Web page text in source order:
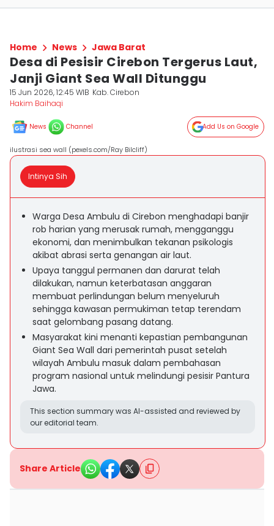
Home News Jawa Barat
Desa di Pesisir Cirebon Tergerus Laut,
Janji Giant Sea Wall Ditunggu
15 Jun 2026, 12:45 WIB Kab. Cirebon
Hakim Baihaqi
News Channel Add Us on Google
ilustrasi sea wall (pexels.com/Ray Bilcliff)
Intinya Sih
Warga Desa Ambulu di Cirebon menghadapi banjir
rob harian yang merusak rumah, mengganggu
ekonomi, dan menimbulkan tekanan psikologis
akibat abrasi serta genangan air laut.
Upaya tanggul permanen dan darurat telah
dilakukan, namun keterbatasan anggaran
membuat perlindungan belum menyeluruh
sehingga kawasan permukiman tetap terendam
saat gelombang pasang datang.
Masyarakat kini menanti kepastian pembangunan
Giant Sea Wall dari pemerintah pusat setelah
wilayah Ambulu masuk dalam pembahasan
program nasional untuk melindungi pesisir Pantura
Jawa.
This section summary was AI-assisted and reviewed by
our editorial team.
Share Article